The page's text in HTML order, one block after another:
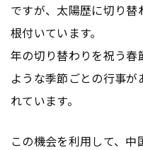
ですが、太陽歴に切り
根付いています。
年の切り替わりを祝う
ような季節ごとの行事
れています。
この機会を利用して、中